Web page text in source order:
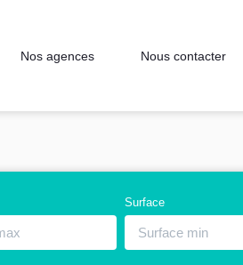
Nos agences Nous contacter
Surface